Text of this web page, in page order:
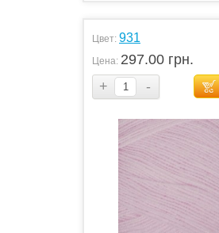
Цвет: 931
Цена: 297.00 грн.
+
-